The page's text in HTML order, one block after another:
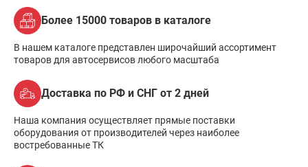
Более 15000 товаров в каталоге
В нашем каталоге представлен широчайший ассортимент
товаров для автосервисов любого масштаба
Доставка по РФ и СНГ от 2 дней
Наша компания осуществляет прямые поставки
оборудования от производителей через наиболее
востребованные ТК